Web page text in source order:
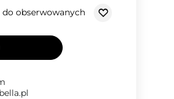
do obserwowanych